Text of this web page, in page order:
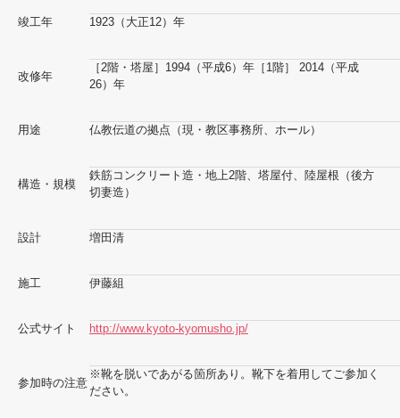
竣工年 1923（大正12）年
改修年
［2階・塔屋］1994（平成6）年［1階］ 2014（平成
26）年
用途 仏教伝道の拠点（現・教区事務所、ホール）
構造・規模
鉄筋コンクリート造・地上2階、塔屋付、陸屋根（後方
切妻造）
設計 増田清
施工 伊藤組
公式サイト http://www.kyoto-kyomusho.jp/
参加時の注意
※靴を脱いであがる箇所あり。靴下を着用してご参加く
ださい。